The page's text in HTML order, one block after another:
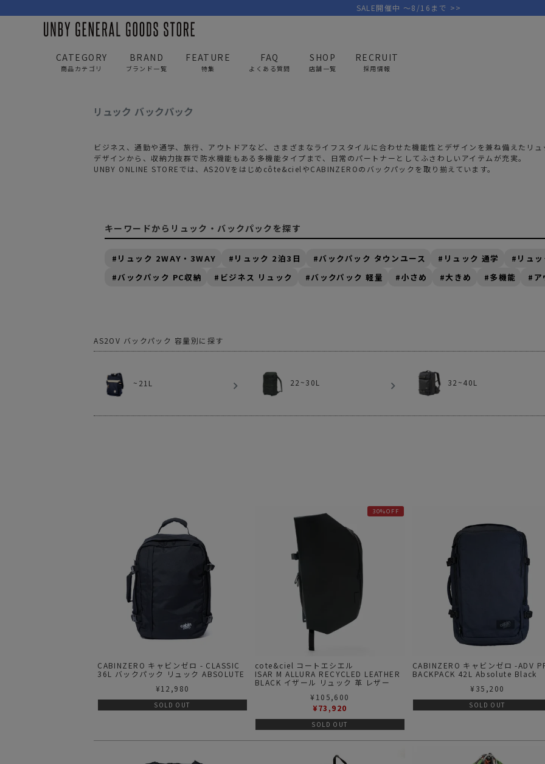
CATEGORY
商品カテゴリ
トートバッグ/ボストン
ポーチ・クラッチ
キャップ/帽子
シューズ/靴下
サングラス/メガネ
アウトドア
寝具
キッチン
焚き火/ストーブ
ウェア/ア
その他グッ
BRAND
ブランド一覧
FEATURE
特集
FAQ
よくある質問
SHOP
店舗一覧
RECRUIT
採用情報
SALE開催中 ～8/16まで >>
リュック バックパック
ビジネス、通勤や通学、旅行、アウトドアなど、さまざまなライフスタイルに合わせた機能性とデザインを兼ね備えたリ
デザインから、収納力抜群で防水機能もある多機能タイプまで、日常のパートナーとしてふさわしいアイテムが充実。
UNBY ONLINE STOREでは、 AS2OVをはじめ côte&ciel やCABINZEROのバックパックを取り揃えています。
キーワードからリュック・バックパックを探す
リュック 2WAY・3WAY リュック 2泊3日 バックパック タウンユース リュック 通学
リュ
バックパック PC収納
ビジネス リュック バックパック 軽量 小さめ 大きめ 多機能
~21L 22~30L 32~40L
CABINZERO キャビンゼロ - CLASSIC
36L バックパック リュック ABSOLUTE
¥12,980
SOLD OUT
30%OFF
cote&ciel コートエシエル
ISAR M ALLURA RECYCLED LEATHER
BLACK イザール リュック 革 レザー
¥ 105,600
¥73,920
SOLD OUT
CABINZERO キャビンゼロ -ADV
BACKPACK 42L Absolute Black
¥ 35,200
SOLD OUT